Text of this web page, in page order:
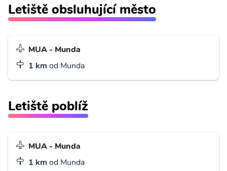
Letiště obsluhující město
MUA - Munda
1 km od Munda
Letiště poblíž
MUA - Munda
1 km od Munda